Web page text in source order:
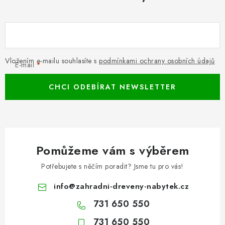
E-mail
Vložením e-mailu souhlasíte s podmínkami ochrany osobních údajů
CHCI ODEBÍRAT NEWSLETTER
Pomůžeme vám s výběrem
Potřebujete s něčím poradit? Jsme tu pro vás!
info@zahradni-dreveny-nabytek.cz
731 650 550
731 650 550